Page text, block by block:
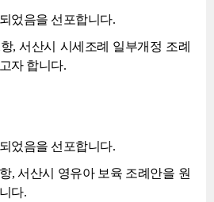
었음을 선포합니다.
, 서산시 시세조례 일부개정 조례
자 합니다.
었음을 선포합니다.
, 서산시 영유아 보육 조례안을 원
다.